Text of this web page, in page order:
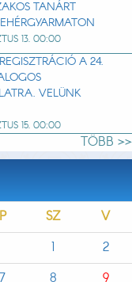
TANÁRT
13. 00:00
A 24.
VELÜNK
15. 00:00
TÖBB >>
P SZ
V
1
2